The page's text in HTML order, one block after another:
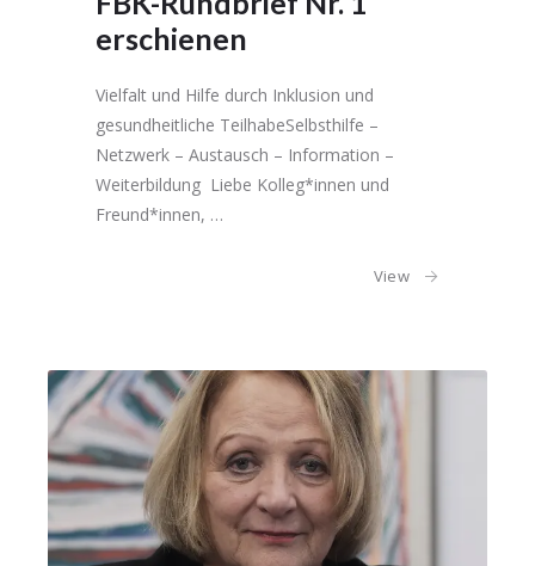
erschienen
Vielfalt und Hilfe durch Inklusion und
gesundheitliche TeilhabeSelbsthilfe –
Netzwerk – Austausch – Information –
Weiterbildung Liebe Kolleg*innen und
Freund*innen, …
View